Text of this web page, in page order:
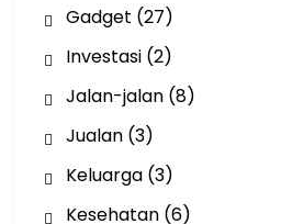
Gadget (27)
Investasi(2)
Jalan-jalan(8)
Jualan(3)
Keluarga(3)
Kesehatan(6)